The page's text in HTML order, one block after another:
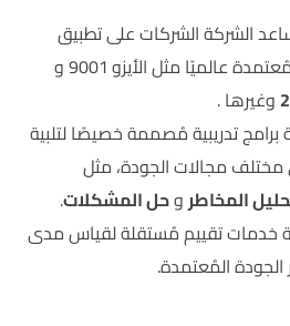
الشركة الشركات على تطبيق
عالميًا مثل الأيزو9001 و
وغيرها .
برامج تدريبية مُصممة خصيصًا لتلبية
مختلف مجالات الجودة، مثل
المخاطر وحل المشكلات.
خدمات تقييم مُستقلة لقياس مدى
الجودة المُعتمدة.